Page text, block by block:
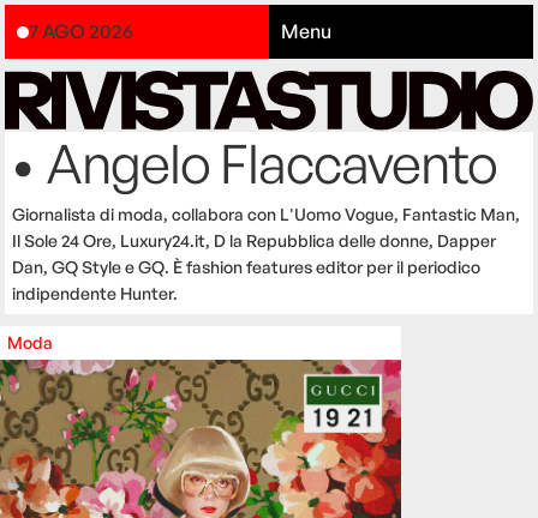
7 AGO 2026 Menu
• Angelo Flaccavento
Giornalista di moda, collabora con L'Uomo Vogue, Fantastic Man,
Il Sole 24 Ore, Luxury24.it, D la Repubblica delle donne, Dapper
Dan, GQ Style e GQ. È fashion features editor per il periodico
indipendente Hunter.
Moda